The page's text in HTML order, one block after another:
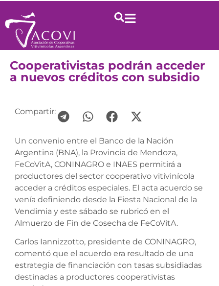
Cooperativistas podrán acceder
a nuevos créditos con subsidio
Compartir:
Un convenio entre el Banco de la Nación
Argentina (BNA), la Provincia de Mendoza,
FeCoVitA, CONINAGRO e INAES permitirá a
productores del sector cooperativo vitivinícola
acceder a créditos especiales. El acta acuerdo se
venía definiendo desde la Fiesta Nacional de la
Vendimia y este sábado se rubricó en el
Almuerzo de Fin de Cosecha de FeCoVitA.
Carlos Iannizzotto, presidente de CONINAGRO,
comentó que el acuerdo era resultado de una
estrategia de financiación con tasas subsidiadas
destinadas a productores cooperativistas